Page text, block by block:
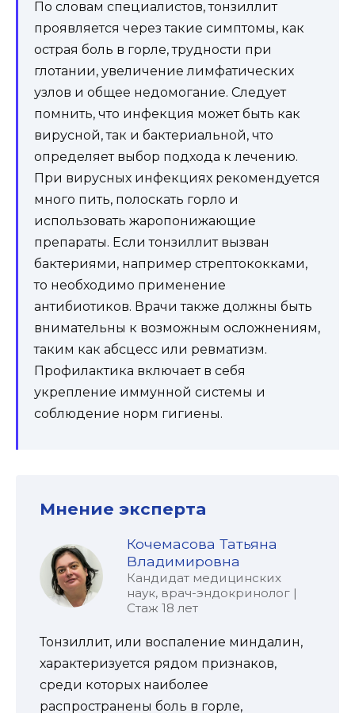
По словам специалистов, тонзиллит
проявляется через такие симптомы, как
острая боль в горле, трудности при
глотании, увеличение лимфатических
узлов и общее недомогание. Следует
помнить, что инфекция может быть как
вирусной, так и бактериальной, что
определяет выбор подхода к лечению.
При вирусных инфекциях рекомендуется
много пить, полоскать горло и
использовать жаропонижающие
препараты. Если тонзиллит вызван
бактериями, например стрептококками,
то необходимо применение
антибиотиков. Врачи также должны быть
внимательны к возможным осложнениям,
таким как абсцесс или ревматизм.
Профилактика включает в себя
укрепление иммунной системы и
соблюдение норм гигиены.
Мнение эксперта
Кочемасова Татьяна
Владимировна
Кандидат медицинских
наук, врач-эндокринолог |
Стаж 18 лет
Тонзиллит, или воспаление миндалин,
характеризуется рядом признаков,
среди которых наиболее
распространены боль в горле,